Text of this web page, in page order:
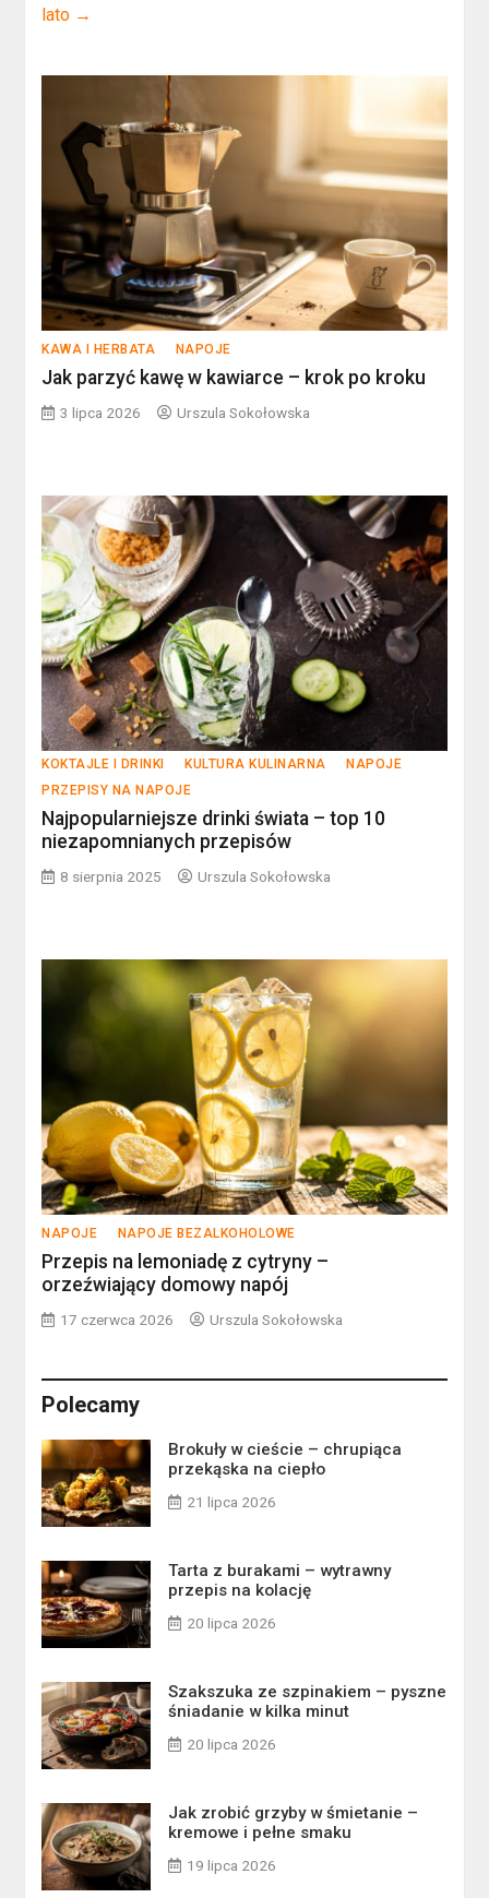
lato →
KAWA I HERBATA NAPOJE
Jak parzyć kawę w kawiarce – krok po kroku
3 lipca 2026 Urszula Sokołowska
KOKTAJLE I DRINKI KULTURA KULINARNA
NAPOJE
PRZEPISY NA NAPOJE
Najpopularniejsze drinki świata – top 10
niezapomnianych przepisów
8 sierpnia 2025 Urszula Sokołowska
NAPOJE NAPOJE BEZALKOHOLOWE
Przepis na lemoniadę z cytryny –
orzeźwiający domowy napój
17 czerwca 2026 Urszula Sokołowska
Polecamy
Brokuły w cieście – chrupiąca
przekąska na ciepło
21 lipca 2026
Tarta z burakami – wytrawny
przepis na kolację
20 lipca 2026
Szakszuka ze szpinakiem – pyszne
śniadanie w kilka minut
20 lipca 2026
Jak zrobić grzyby w śmietanie –
kremowe i pełne smaku
19 lipca 2026